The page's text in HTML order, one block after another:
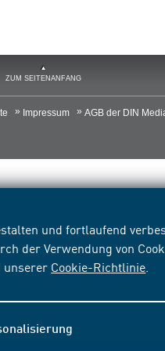
und fortlaufend
der Verwendung von
unserer Cookie-Richtlinie
ZUM SEITENANFANG
Impressum AGB der DIN